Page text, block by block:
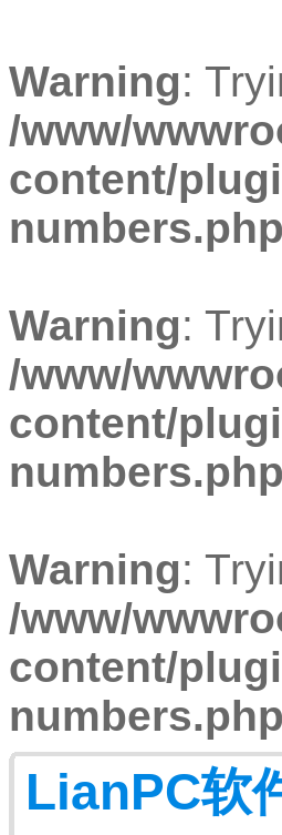
Warning:
/www/
content/
numbers.php
Warning:
/www/
content/
numbers.php
Warning:
/www/
content/
numbers.php
LianPC软